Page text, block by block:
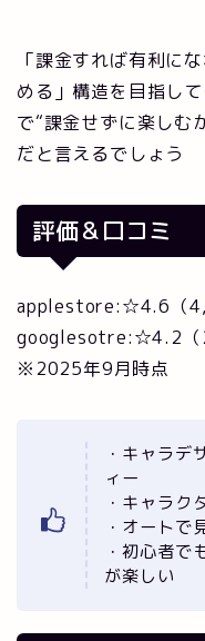
「課金すれば有利に
める」構造を目指し
で“課金せずに楽しむ
だと言えるでしょう
評価＆口コミ
applestore:☆4.6（
googlesotre:☆4.2（
※2025年9月時点
・キャラデ
ィー
・キャラク
・オートで
・初心者で
が楽しい